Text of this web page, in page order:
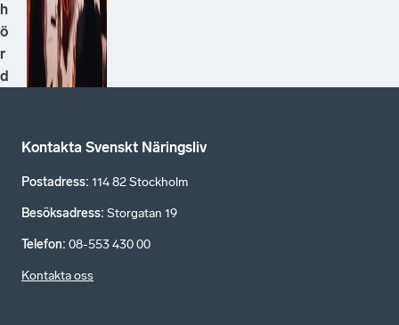
h
ö
r
d
Kontakta Svenskt Näringsliv
Postadress: 114 82 Stockholm
Besöksadress: Storgatan 19
Telefon: 08-553 430 00
Kontakta oss